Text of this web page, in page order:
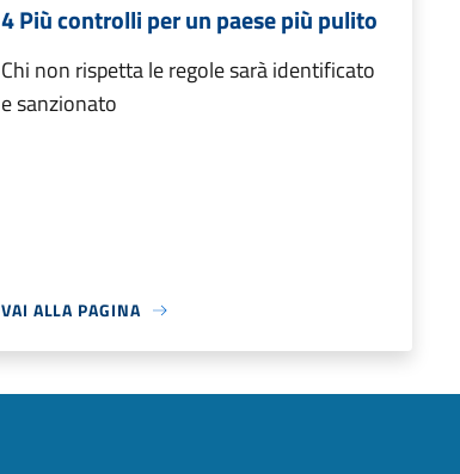
4 Più controlli per un paese più pulito
Chi non rispetta le regole sarà identificato
e sanzionato
VAI ALLA PAGINA